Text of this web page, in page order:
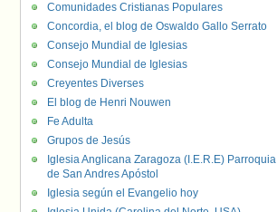
Comunidades Cristianas Populares
Concordia, el blog de Oswaldo Gallo Serrato
Consejo Mundial de Iglesias
Consejo Mundial de Iglesias
Creyentes Diverses
El blog de Henri Nouwen
Fe Adulta
Grupos de Jesús
Iglesia Anglicana Zaragoza (I.E.R.E) Parroquia
de San Andres Apóstol
Iglesia según el Evangelio hoy